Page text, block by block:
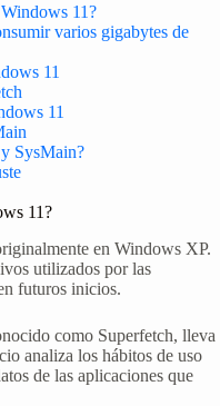
11?
varios gigabytes de
11
11
SysMain?
11?
en Windows XP.
utilizados por las
futuros inicios.
como Superfetch, lleva
analiza los hábitos de uso
de las aplicaciones que